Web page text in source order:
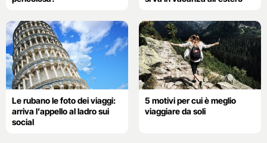
Le rubano le foto dei viaggi:
arriva l’appello al ladro sui
social
5 motivi per cui è meglio
viaggiare da soli